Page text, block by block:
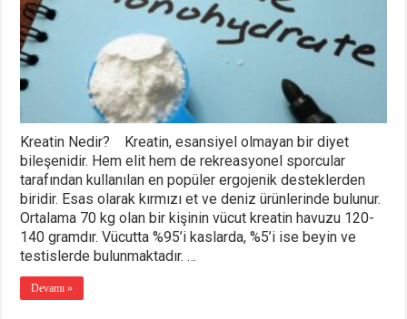
Kreatin Nedir? Kreatin, esansiyel olmayan bir diyet
bileşenidir. Hem elit hem de rekreasyonel sporcular
tarafından kullanılan en popüler ergojenik desteklerden
biridir. Esas olarak kırmızı et ve deniz ürünlerinde bulunur.
Ortalama 70 kg olan bir kişinin vücut kreatin havuzu 120-
140 gramdır. Vücutta %95’i kaslarda, %5’i ise beyin ve
testislerde bulunmaktadır. …
Devamı »